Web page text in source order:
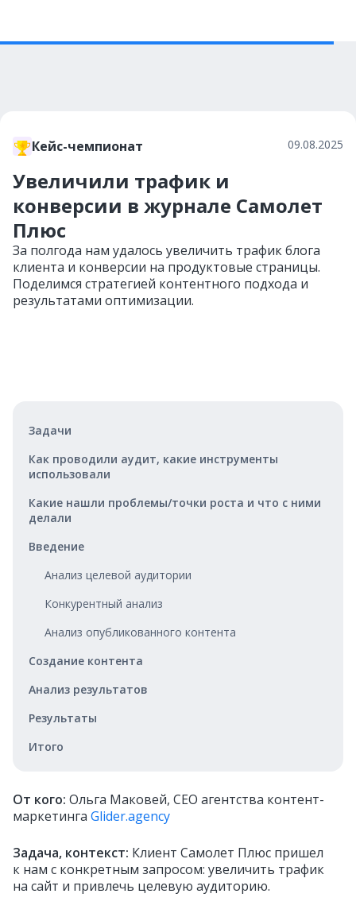
Кейс-чемпионат 09.08.2025
Увеличили трафик и
конверсии в журнале Самолет
Плюс
За полгода нам удалось увеличить трафик блога
клиента и конверсии на продуктовые страницы.
Поделимся стратегией контентного подхода и
результатами оптимизации.
Задачи
Как проводили аудит, какие инструменты
использовали
Какие нашли проблемы/точки роста и что с ними
делали
Введение
Анализ целевой аудитории
Конкурентный анализ
Анализ опубликованного контента
Создание контента
Анализ результатов
Результаты
Итого
От кого: Ольга Маковей, CEO агентства контент-
маркетинга Glider.agency
Задача, контекст: Клиент Самолет Плюс пришел
к нам с конкретным запросом: увеличить трафик
на сайт и привлечь целевую аудиторию.